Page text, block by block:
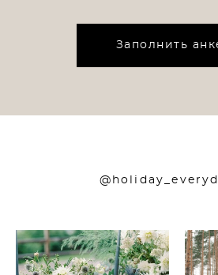
Заполнить